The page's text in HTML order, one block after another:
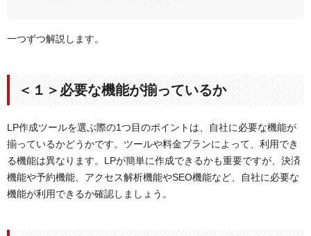
一つずつ解説します。
＜１＞必要な機能が揃っているか
LP作成ツールを選ぶ際の1つ目のポイントは、自社に必要な機能が
揃っているかどうかです。ツールや料金プランによって、利用でき
る機能は異なります。LPが簡単に作成できるかも重要ですが、決済
機能や予約機能、アクセス解析機能やSEO機能など、自社に必要な
機能が利用できるか確認しましょう。